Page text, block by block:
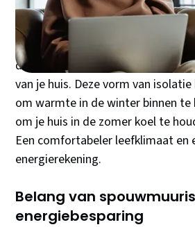
Spouwmuurisolatieis een
energie-efficiëntie van je woning
houdt in dat isolatiemateriaal
de spouw, de ruimte tussen de
van je huis. Deze vorm van
om warmte in de winter binnen te
om je huis in de zomer koel te
Een comfortabeler leefklimaat en
energierekening.
Belang van
energiebesparing